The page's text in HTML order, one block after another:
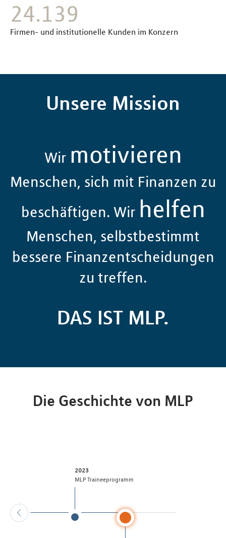
27.400
Firmen- und institutionelle Kunden im Konzern
Unsere Mission
Wir motivieren
Menschen, sich mit Finanzen zu
beschäftigen. Wir helfen
Menschen, selbstbestimmt
bessere Finanzentscheidungen
zu treffen.
DAS IST MLP.
Die Geschichte von MLP
2023
MLP Traineeprogramm